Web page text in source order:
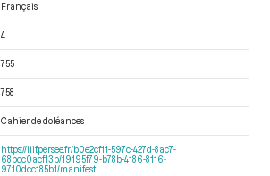
Français
4
755
758
Cahier de doléances
https://iiif.persee.fr/b0e2cf11-597c-427d-8ac7-
68bcc0acf13b/19195f79-b78b-4186-8116-
9710dcc185b1/manifest